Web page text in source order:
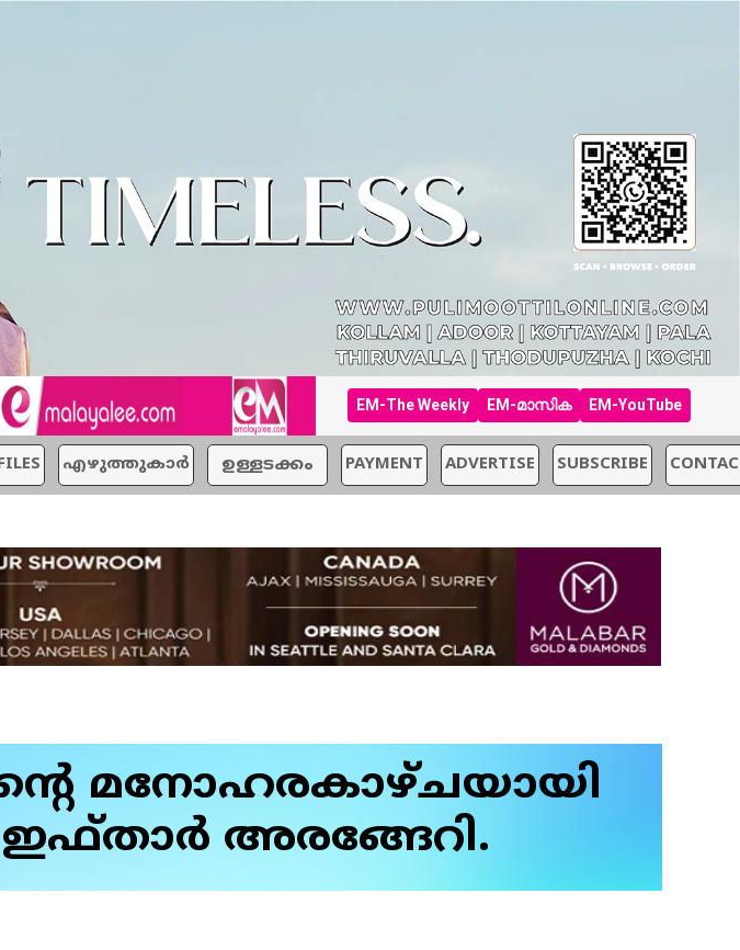
EM-The Weekly EM-മാസിക EM-YouTube
എഴുത്തുകാര്‍ ഉള്ളടക്കം PAYMENT ADVERTISE SUBSCRIBE
മനോഹരകാഴ്ചയായി
അരങ്ങേറി.